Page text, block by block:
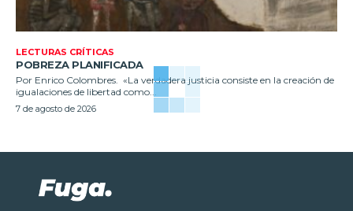
LECTURAS CRÍTICAS
POBREZA PLANIFICADA
Por Enrico Colombres. «La verdadera justicia consiste en la creación de
igualaciones de libertad como...
7 de agosto de 2026